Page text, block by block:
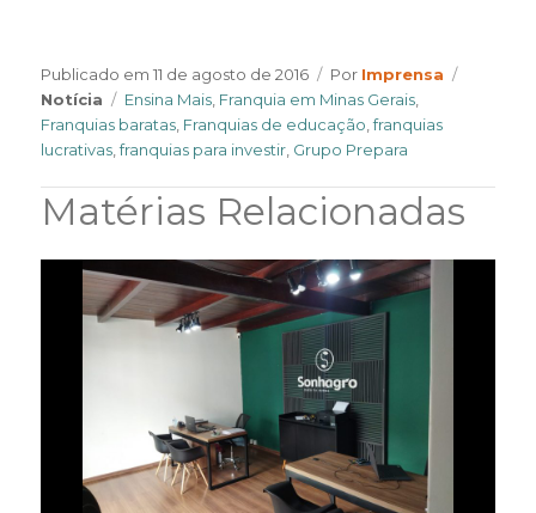
Publicado em11 de agosto de 2016 Por Author
Imprensa
Notícia
Tags
Ensina Mais Franquia em Minas Gerais
Franquias baratas Franquias de educação ,franquias
lucrativas ,franquias para investir Grupo Prepara
Matérias Relacionadas